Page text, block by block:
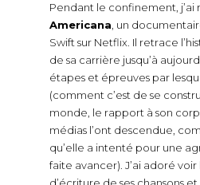
Pendant le confinement, j’ai
Americana , un
Swift sur Netflix. Il retrace
de sa carrière jusqu’à
étapes et épreuves par
(comment c’est de se
monde, le rapport à son
médias l’ont descendue,
qu’elle a intenté pour une
faite avancer). J’ai adoré voir